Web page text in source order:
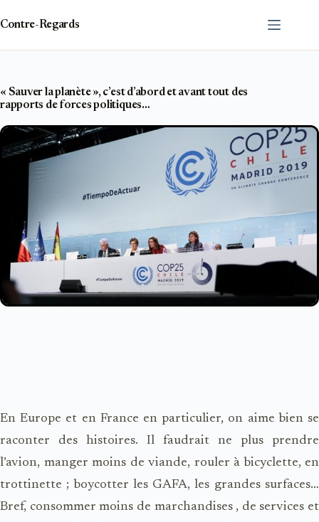
contenu
Contre-Regards
« Sauver la planète », c’est d’abord et avant tout des
rapports de forces politiques…
En Europe et en France en particulier, on aime bien se
raconter des histoires. Il faudrait ne plus prendre
l’avion, manger moins de viande, rouler à bicyclette, en
trottinette ; boycotter les GAFA, les grandes surfaces…
Bref, consommer moins de marchandises , de services et